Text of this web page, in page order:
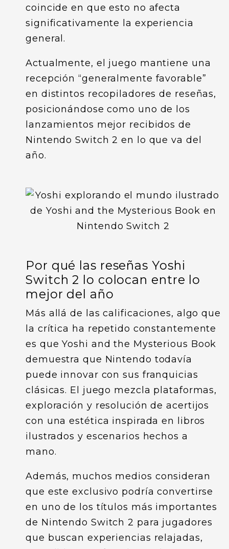
coincide en que esto no afecta
significativamente la experiencia
general.
Actualmente, el juego mantiene una
recepción “generalmente favorable”
en distintos recopiladores de reseñas,
posicionándose como uno de los
lanzamientos mejor recibidos de
Nintendo Switch 2 en lo que va del
año.
Por qué las reseñas Yoshi
Switch 2 lo colocan entre lo
mejor del año
Más allá de las calificaciones, algo que
la crítica ha repetido constantemente
es que Yoshi and the Mysterious Book
demuestra que Nintendo todavía
puede innovar con sus franquicias
clásicas. El juego mezcla plataformas,
exploración y resolución de acertijos
con una estética inspirada en libros
ilustrados y escenarios hechos a
mano.
Además, muchos medios consideran
que este exclusivo podría convertirse
en uno de los títulos más importantes
de Nintendo Switch 2 para jugadores
que buscan experiencias relajadas,